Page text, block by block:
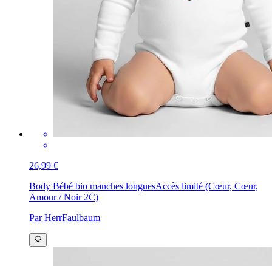
26,99 €
Body Bébé bio manches longuesAccès limité (Cœur, Cœur,
Amour / Noir 2C)
Par HerrFaulbaum